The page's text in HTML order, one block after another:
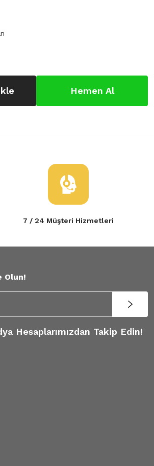
Hemen Al
7 / 24 Müşteri Hizmetleri
Olun!
Hesaplarımızdan Takip Edin!